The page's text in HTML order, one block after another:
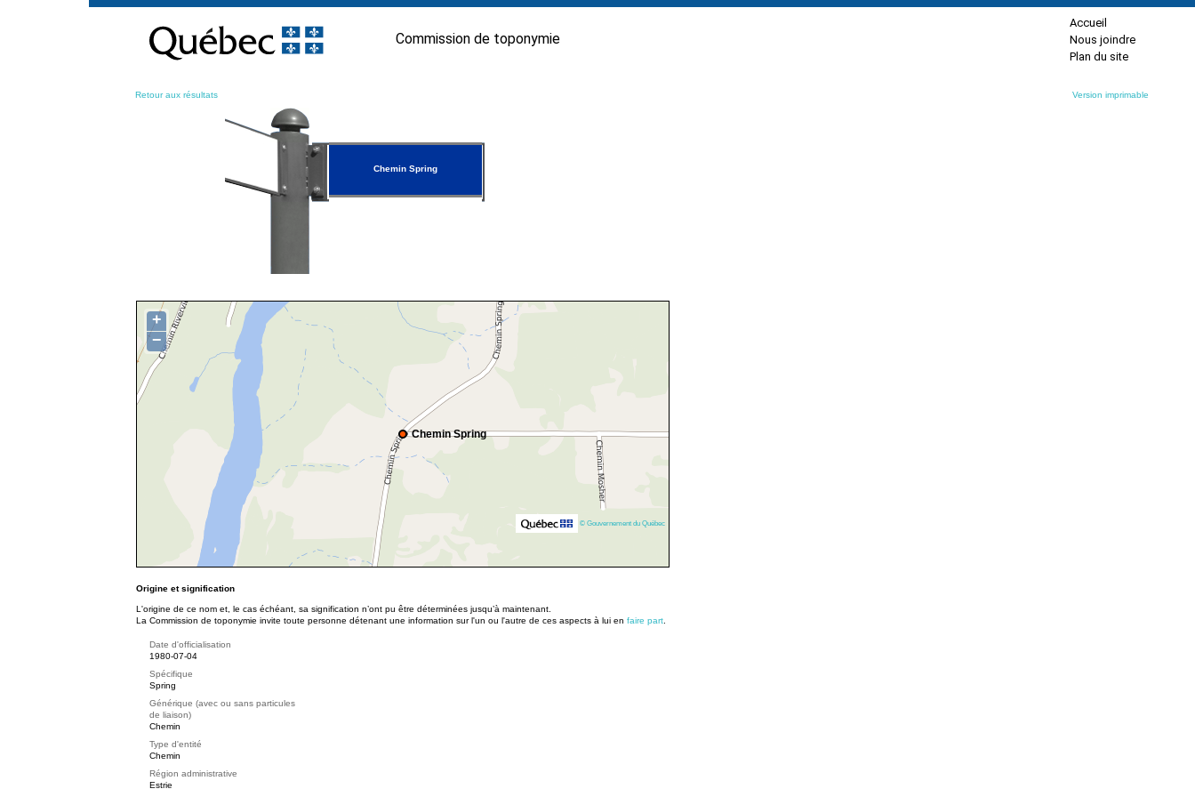
contenu
Commission de toponymie
Accueil
Nous joindre
Plan du site
Retour aux résultats Version imprimable
Chemin Spring
Chemin Spring
+
−
© Gouvernement du Québec
Origine et signification
L'origine de ce nom et, le cas échéant, sa signification n’ont pu être déterminées jusqu’à maintenant.
La Commission de toponymie invite toute personne détenant une information sur l'un ou l'autre de ces aspects à lui en faire part
Date d'officialisation
1980-07-04
Spécifique
Spring
Générique (avec ou sans particules
de liaison)
Chemin
Type d'entité
Chemin
Région administrative
Estrie